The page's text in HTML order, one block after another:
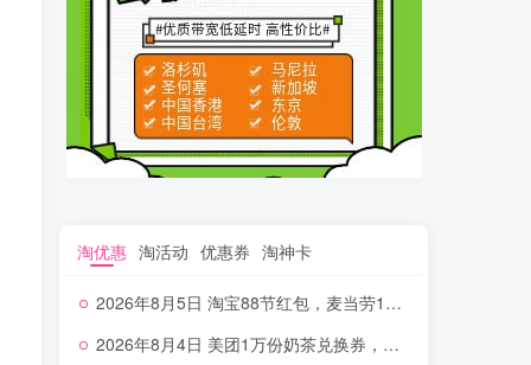
淘优惠 淘活动 优惠券 淘神卡
2026年8月5日 淘宝88节红包，麦当劳150万份柠檬水，三万份瑞幸免单，霸王9万份0.01券等
2026年8月4日 美团1万份奶茶兑换券，农行5E卡，中行支付超给利，美团领18个冰激凌，小米每天领2-6元等等